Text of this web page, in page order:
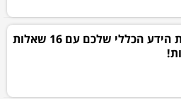
בחנו את הידע הכללי שלכם עם 16 שאלות